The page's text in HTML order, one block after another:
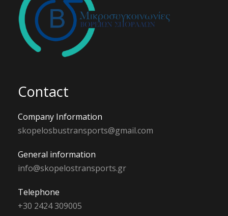
Contact
Company Information
skopelosbustransports@gmail.com
General information
info@skopelostransports.gr
Telephone
+30 2424 309005